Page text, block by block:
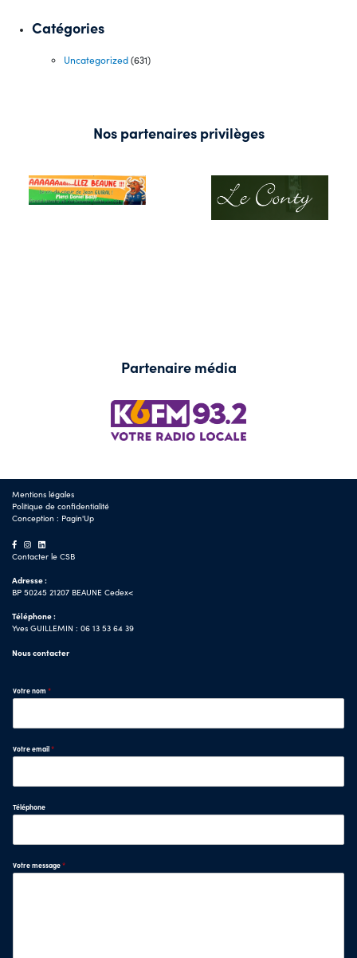
Catégories
Uncategorized(631)
Nos partenaires privilèges
Partenaire média
Mentions légales
Politique de confidentialité
Conception : Pagin'Up
Contacter le CSB
Adresse :
BP 50245 21207 BEAUNE Cedex<
Téléphone :
Yves GUILLEMIN : 06 13 53 64 39
Nous contacter
Votre nom *
Votre email*
Téléphone
Votre message*